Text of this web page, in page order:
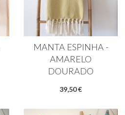
MANTA ESPINHA -
AMARELO
DOURADO
39,50 €